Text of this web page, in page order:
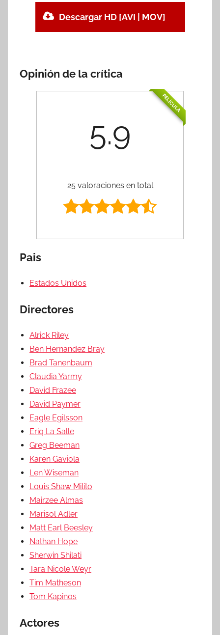
Descargar HD [AVI | MOV]
Opinión de la crítica
PELÍCULA
5.9
25 valoraciones en total
Pais
Estados Unidos
Directores
Alrick Riley
Ben Hernandez Bray
Brad Tanenbaum
Claudia Yarmy
David Frazee
David Paymer
Eagle Egilsson
Eriq La Salle
Greg Beeman
Karen Gaviola
Len Wiseman
Louis Shaw Milito
Mairzee Almas
Marisol Adler
Matt Earl Beesley
Nathan Hope
Sherwin Shilati
Tara Nicole Weyr
Tim Matheson
Tom Kapinos
Actores